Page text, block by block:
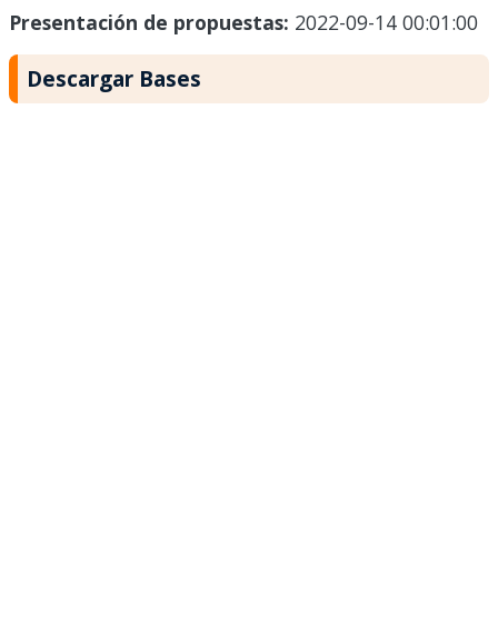
Presentación de propuestas: 2022-09-14 00:01:00
Descargar Bases